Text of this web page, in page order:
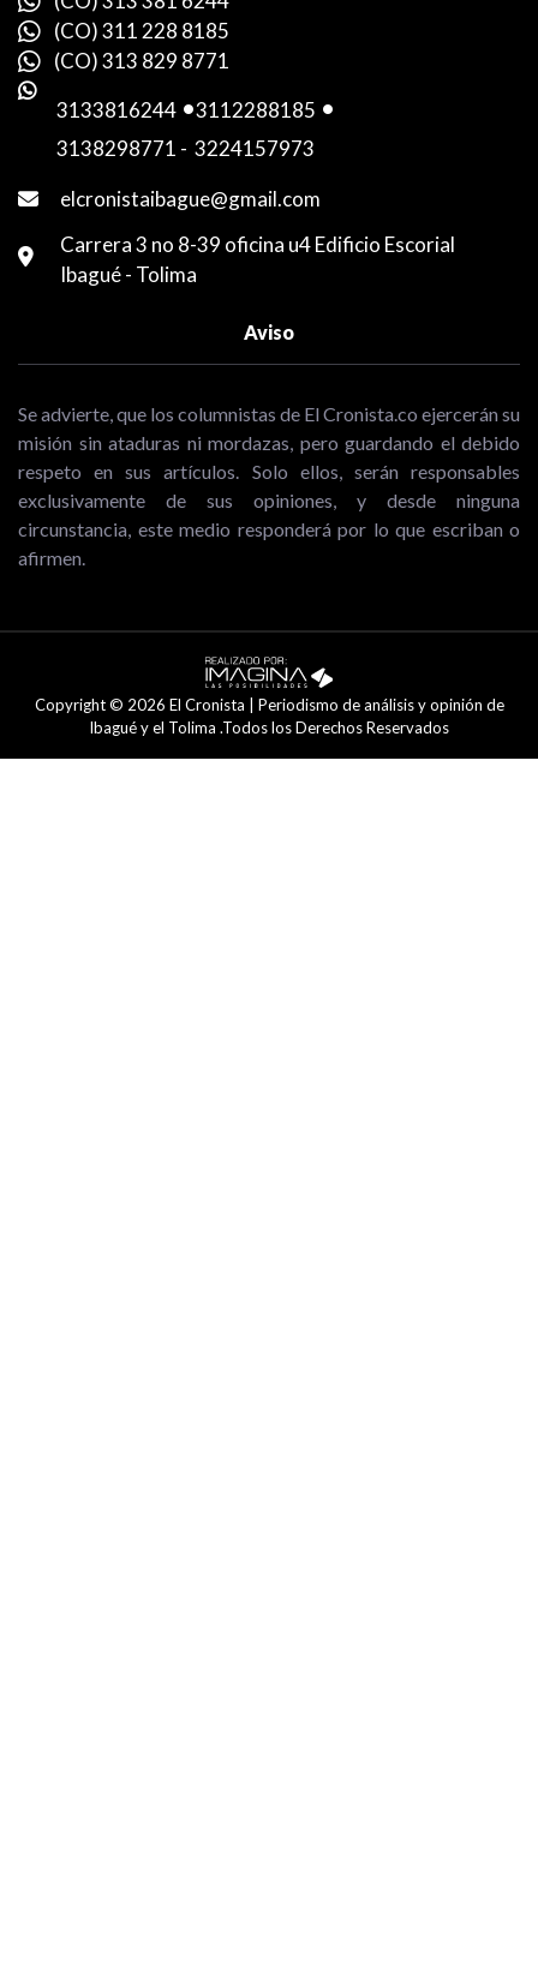
(CO) 311 228 8185
(CO) 313 829 8771
3133816244 -3112288185 -
3138298771 - 3224157973
elcronistaibague@gmail.com
Carrera 3 no 8-39 oficina u4 Edificio Escorial
Ibagué - Tolima
Aviso
Se advierte, que los columnistas de El Cronista.co ejercerán su
misión sin ataduras ni mordazas, pero guardando el debido
respeto en sus artículos. Solo ellos, serán responsables
exclusivamente de sus opiniones, y desde ninguna
circunstancia, este medio responderá por lo que escriban o
afirmen.
Copyright © 2026 El Cronista | Periodismo de análisis y opinión de
Ibagué y el Tolima .Todos los Derechos Reservados